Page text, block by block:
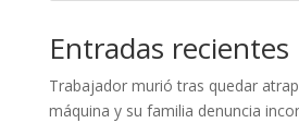
Entradas recientes
Trabajador murió tras quedar
máquina y su familia denuncia